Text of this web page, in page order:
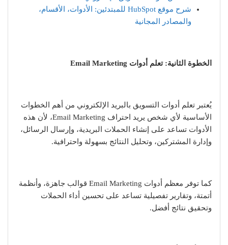
شرح موقع HubSpot للمبتدئين: الأدوات، الأقسام،
والمصادر المجانية
الخطوة الثانية: تعلم أدوات Email Marketing
يُعتبر تعلم أدوات التسويق بالبريد الإلكتروني من أهم الخطوات
الأساسية لأي شخص يريد احتراف Email Marketing، لأن هذه
الأدوات تساعد على إنشاء الحملات البريدية، وإرسال الرسائل،
وإدارة المشتركين، وتحليل النتائج بسهولة واحترافية.
كما توفر معظم أدوات Email Marketing قوالب جاهزة، وأنظمة
أتمتة، وتقارير تفصيلية تساعد على تحسين أداء الحملات
وتحقيق نتائج أفضل.